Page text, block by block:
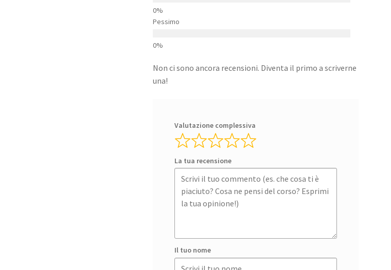
Pessimo
Non ci sono ancora recensioni. Diventa il primo a scriverne
una!
Valutazione complessiva
La tua recensione
Il tuo nome